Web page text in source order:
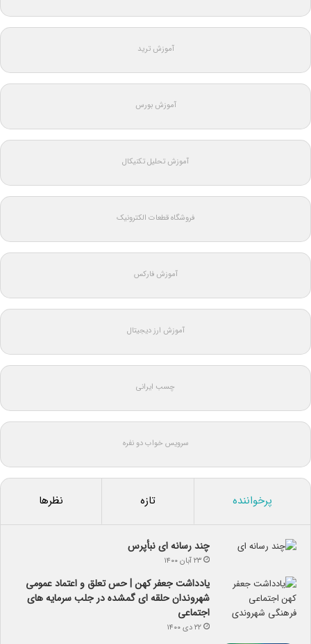
آموزش ترید
آموزش بورس
آموزش تحلیل تکنیکال
فروشگاه قطعات الکترونیک
آموزش فارکس
آموزش ارز دیجیتال
چسب ایرانی
سرویس خواب دو نفره
پرخواننده تازه نظرها
چند رسانه ای نبأپرس
۲۳ آبان ۱۴۰۰
یادداشت جعفر کهن | حس تعلق و اعتماد عمومی
شهروندان حلقه ای گمشده در جلب سرمایه های
اجتماعی
۲۲ دی ۱۴۰۰